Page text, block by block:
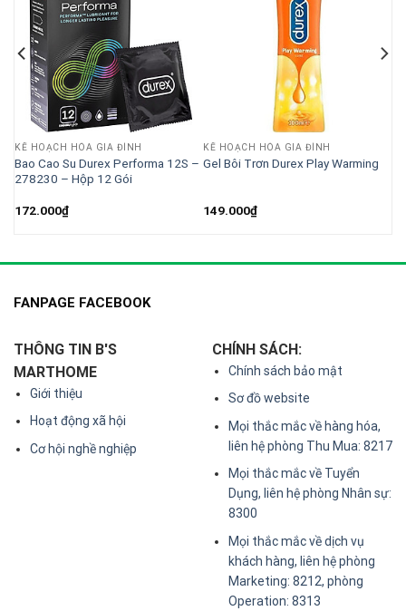
KẾ HOẠCH HÓA GIA ĐÌNH
Bao Cao Su Durex Performa 12S –
278230 – Hộp 12 Gói
172.000₫
KẾ HOẠCH HÓA GIA ĐÌNH
Gel Bôi Trơn Durex Play Warming
149.000₫
FANPAGE FACEBOOK
THÔNG TIN B'S
MARTHOME
Giới thiệu
Hoạt động xã hội
Cơ hội nghề nghiệp
CHÍNH SÁCH:
Chính sách bảo mật
Sơ đồ website
Mọi thắc mắc về hàng hóa,
liên hệ phòng Thu Mua: 8217
Mọi thắc mắc về Tuyển
Dụng, liên hệ phòng Nhân sự:
8300
Mọi thắc mắc về dịch vụ
khách hàng, liên hệ phòng
Marketing: 8212, phòng
Operation: 8313